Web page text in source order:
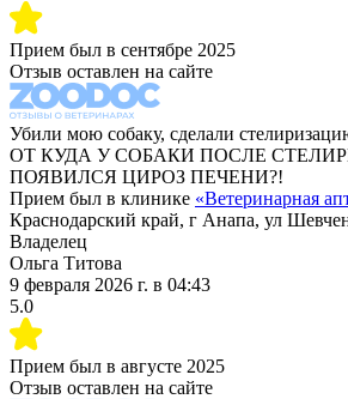
Прием был в сентябре 2025
Отзыв оставлен на сайте
Убили мою собаку, сделали
ОТ КУДА У СОБАКИ ПОСЛЕ
ПОЯВИЛСЯ ЦИРОЗ ПЕЧЕНИ?!
Прием был в клинике «Ветеринарная
Краснодарский край, г Анапа, ул
Владелец
Ольга Титова
9 февраля 2026 г. в 04:43
5.0
Прием был в августе 2025
Отзыв оставлен на сайте